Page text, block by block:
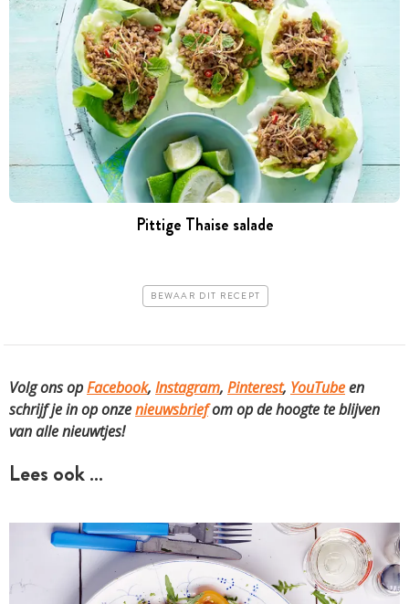
Pittige Thaise salade
BEWAAR DIT RECEPT
Volg ons opFacebook, Instagram, Pinterest, YouTubeen
schrijf je in op onzenieuwsbriefom op de hoogte te blijven
van alle nieuwtjes!
Lees ook …